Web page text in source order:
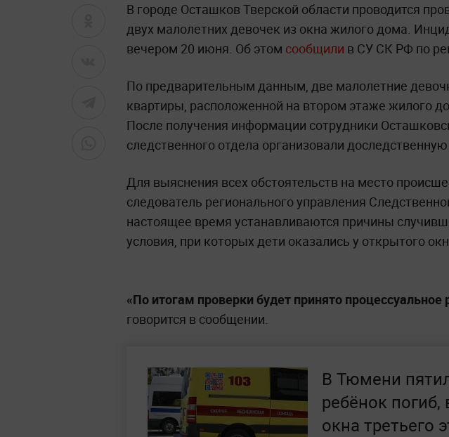
В городе Осташков Тверской области проводится
двух малолетних девочек из окна жилого дома.
вечером 20 июня. Об этом сообщили в СУ СК РФ по
По предварительным данным, две малолетние
квартиры, расположенной на втором этаже жилого
После получения информации сотрудники
следственного отдела организовали
Для выяснения всех обстоятельств на место
следователь регионального управления
настоящее время устанавливаются причины
условия, при которых дети оказались у открытого
«По итогам проверки будет принято процессуальное
говорится в сообщении.
В Тюмени
ребёнок
окна третьего